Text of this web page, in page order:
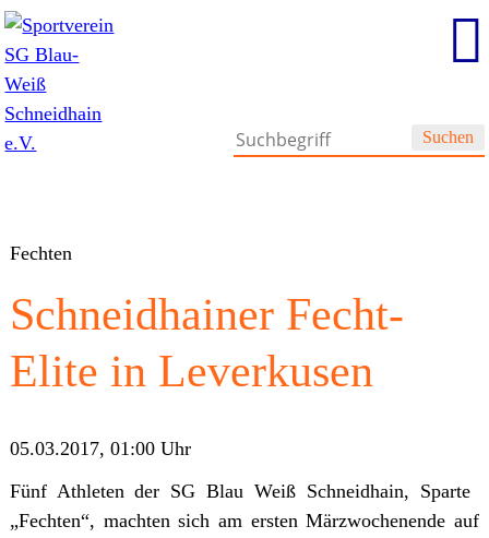
Suchen
Fechten
Schneidhainer Fecht-
Elite in Leverkusen
05.03.2017, 01:00Uhr
Fünf Athleten der SG Blau Weiß Schneidhain, Sparte
„Fechten“, machten sich am ersten Märzwochenende auf